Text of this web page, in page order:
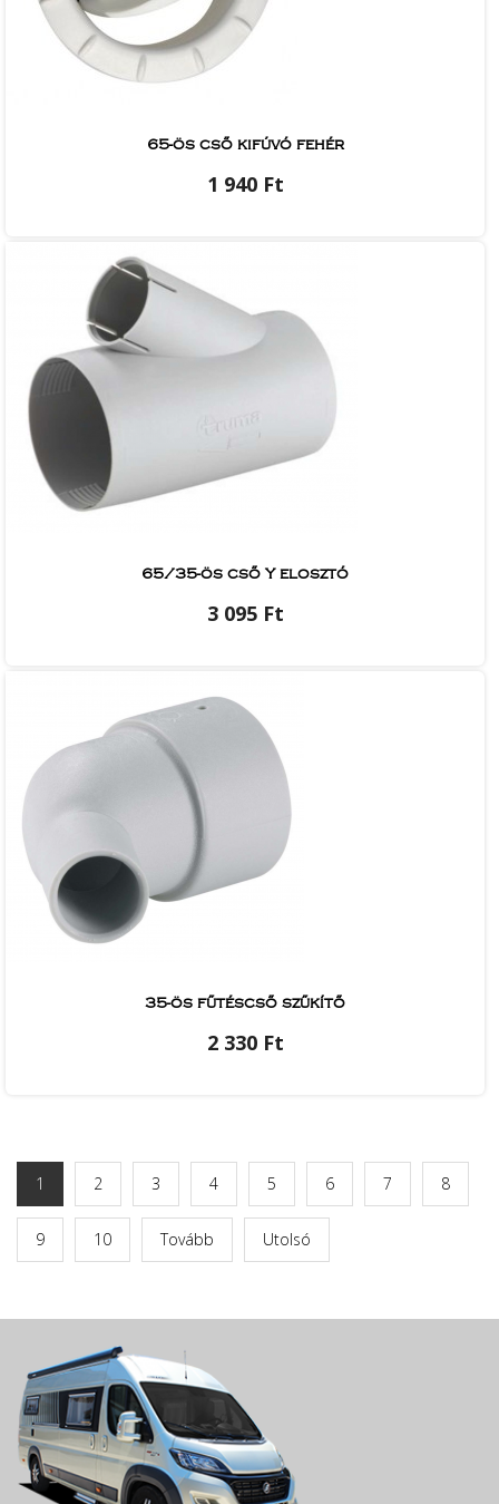
65-ös cső kifúvó fehér
1 940 Ft
65/35-ös cső Y elosztó
3 095 Ft
35-ös fűtéscső szűkítő
2 330 Ft
1 2 3 4 5 6 7 8
9 10 Tovább Utolsó